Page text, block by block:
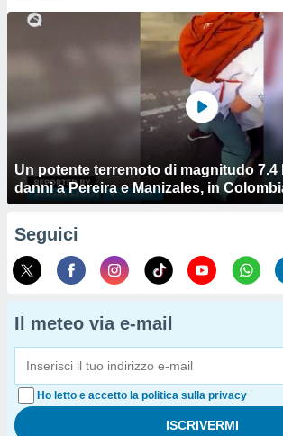
Un potente terremoto di magnitudo 7.4
danni a Pereira e Manizales, in
Seguici
Il meteo via e-mail
Ho letto e accetto la politica sulla privacy